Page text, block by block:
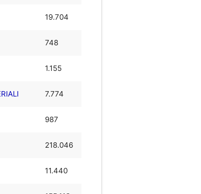
19.704
748
1.155
7.774
987
218.046
11.440